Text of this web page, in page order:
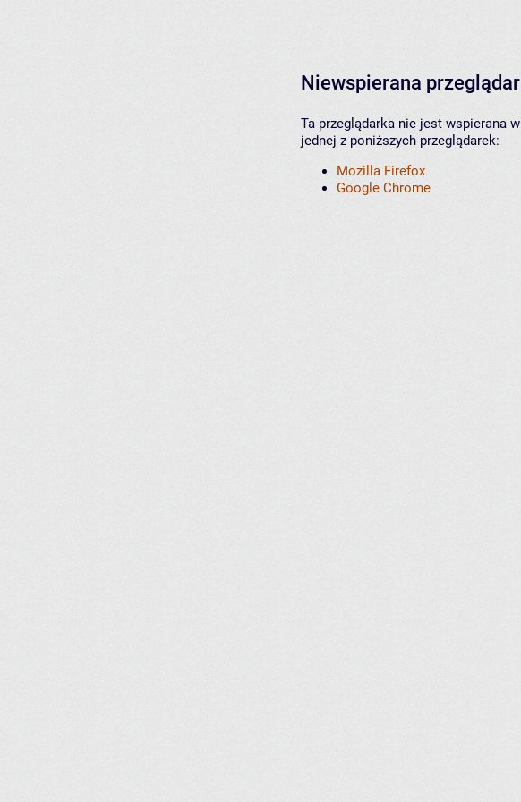
Niewspierana
Ta przeglądarka nie jest wspierana
jednej z poniższych przeglądarek:
Mozilla Firefox
Google Chrome